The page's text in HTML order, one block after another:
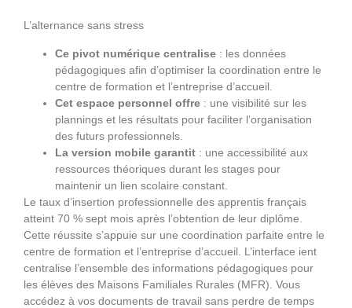
L’alternance sans stress
Ce pivot numérique centralise : les données
pédagogiques afin d’optimiser la coordination entre le
centre de formation et l’entreprise d’accueil.
Cet espace personnel offre : une visibilité sur les
plannings et les résultats pour faciliter l’organisation
des futurs professionnels.
La version mobile garantit : une accessibilité aux
ressources théoriques durant les stages pour
maintenir un lien scolaire constant.
Le taux d’insertion professionnelle des apprentis français
atteint 70 % sept mois après l’obtention de leur diplôme.
Cette réussite s’appuie sur une coordination parfaite entre le
centre de formation et l’entreprise d’accueil. L’interface ient
centralise l’ensemble des informations pédagogiques pour
les élèves des Maisons Familiales Rurales (MFR). Vous
accédez à vos documents de travail sans perdre de temps